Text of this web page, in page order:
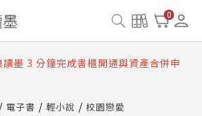
0
墨數位閱讀資產合併與書櫃開通申請
墨書櫃開通常見問題
讀墨 3 分鐘完成書櫃開通與資產合併申
電子書 輕小說
校園戀愛